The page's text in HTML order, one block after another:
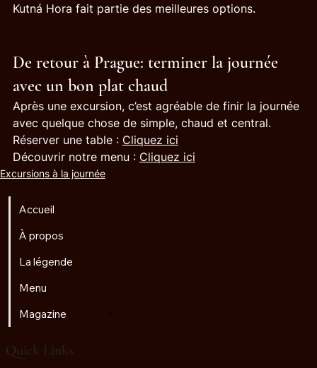
Kutná Hora fait partie des meilleures options.
De retour à Prague: terminer la journée
avec un bon plat chaud
Après une excursion, c’est agréable de finir la journée
avec quelque chose de simple, chaud et central.
Réserver une table : Cliquez ici
Découvrir notre menu : Cliquez ici
Excursions à la journée
Quick Links
Accueil
À propos
La légende
Menu
Magazine